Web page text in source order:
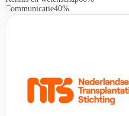
Communicatie40%